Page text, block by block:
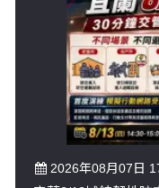
2026年08月07日